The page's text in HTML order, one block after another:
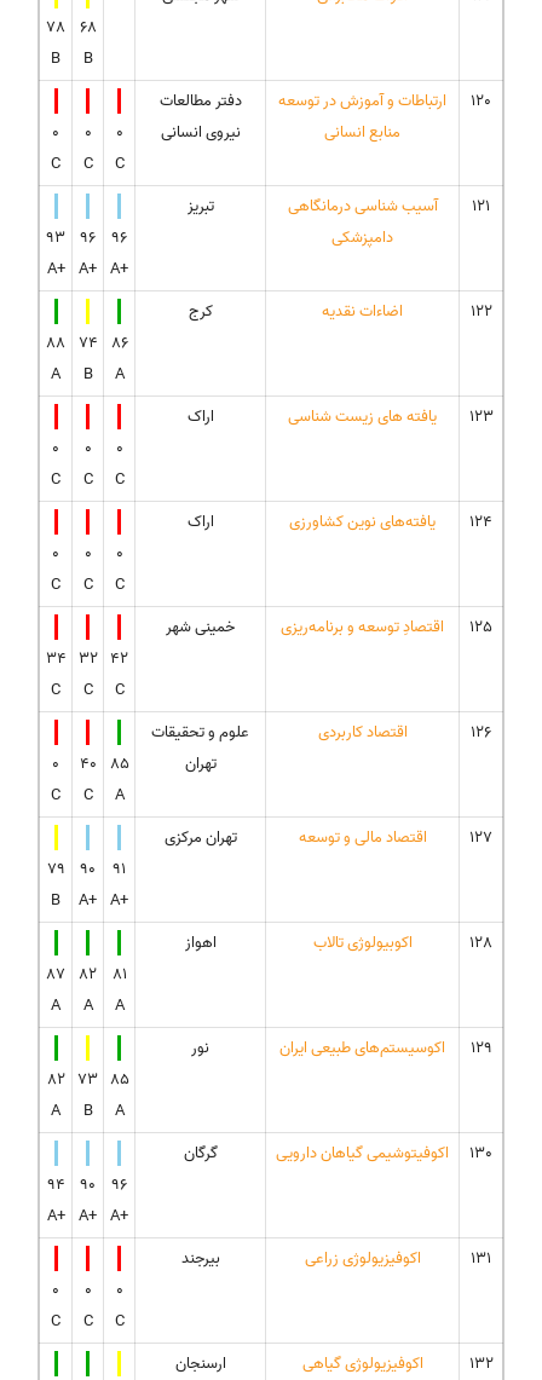
68
B
78
B
120
ارتباطات و آموزش در توسعه
منابع انسانی
دفتر مطالعات
نیروی انسانی
0
C
0
C
0
C
121
آسیب شناسی درمانگاهی
دامپزشکی
تبریز
96
A+
96
A+
93
A+
122
اضاءات نقدیه
کرج
86
A
74
B
88
A
123
یافته های زیست شناسی
اراک
0
C
0
C
0
C
124
یافته‌های نوین کشاورزی
اراک
0
C
0
C
0
C
125
اقتصادِ توسعه و برنامه‌ریزی
خمینی شهر
42
C
32
C
34
C
126
اقتصاد کاربردی
علوم و تحقیقات
تهران
85
A
40
C
0
C
127
اقتصاد مالی و توسعه
تهران مرکزی
91
A+
90
A+
79
B
128
اکوبیولوژی تالاب
اهواز
81
A
82
A
87
A
129
اکوسیستم‌های طبیعی ایران
نور
85
A
73
B
82
A
130
اکوفیتوشیمی گیاهان دارویی
گرگان
96
A+
90
A+
94
A+
131
اکوفیزیولوژی زراعی
بیرجند
0
C
0
C
0
C
132
اکوفیزیولوژی گیاهی
ارسنجان